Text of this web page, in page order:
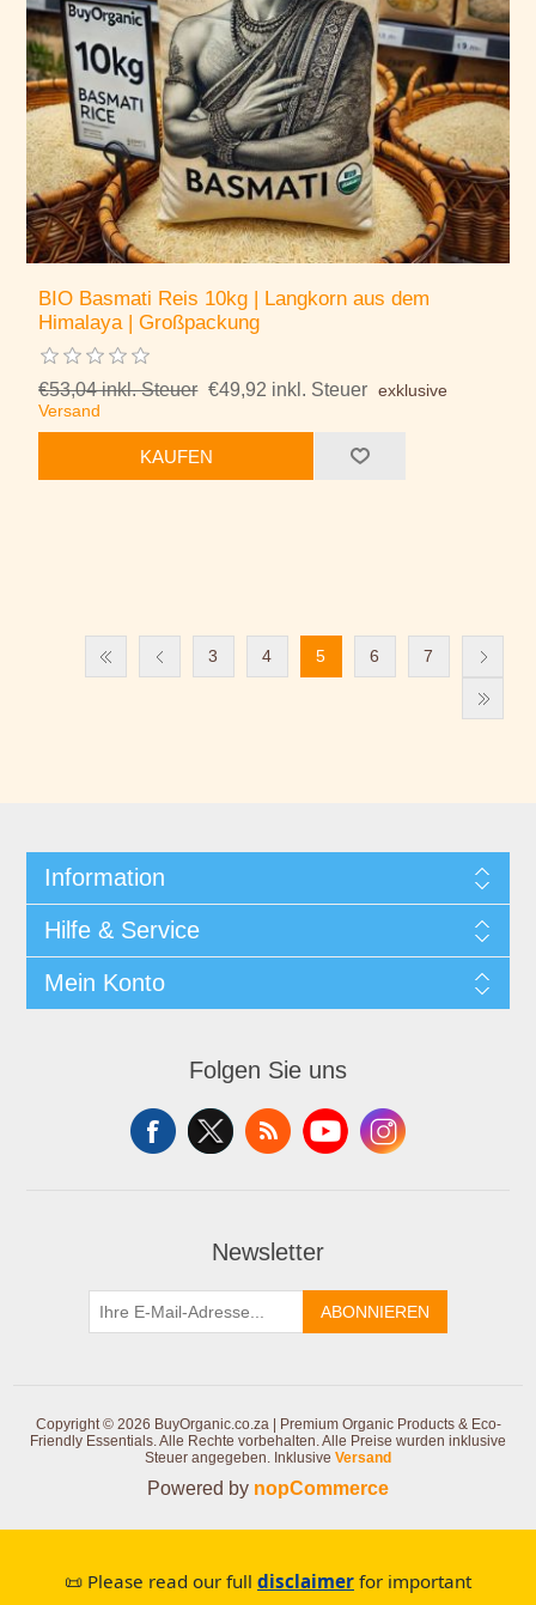
BIO Basmati Reis 10kg | Langkorn aus dem
Himalaya | Großpackung
€53,04 inkl. Steuer €49,92 inkl. Steuer exklusive
Versand
KAUFEN
3 4 5 6 7
Information
Hilfe & Service
Mein Konto
Folgen Sie uns
Newsletter
ABONNIEREN
Copyright © 2026 BuyOrganic.co.za | Premium Organic Products & Eco-
Friendly Essentials. Alle Rechte vorbehalten.Alle Preise wurden inklusive
Steuer angegeben. Inklusive Versand
Powered by nopCommerce
📜 Please read our full disclaimer for important